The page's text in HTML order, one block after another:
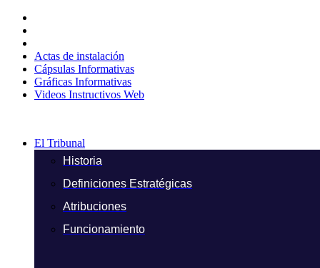
contenido
Actas de instalación
Cápsulas Informativas
Gráficas Informativas
Videos Instructivos Web
El Tribunal
Historia
Definiciones Estratégicas
Atribuciones
Funcionamiento